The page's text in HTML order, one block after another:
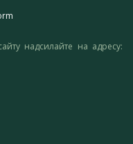
надсилайте на адресу: